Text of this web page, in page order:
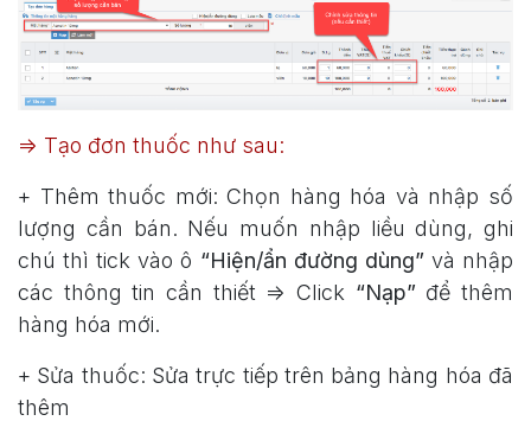
=> Tạo đơn thuốc như sau:
+ Thêm thuốc mới: Chọn hàng hóa và nhập số
lượng cần bán. Nếu muốn nhập liều dùng, ghi
chú thì tick vào ô “Hiện/ẩn đường dùng” và nhập
các thông tin cần thiết => Click “Nạp” để thêm
hàng hóa mới.
+ Sửa thuốc: Sửa trực tiếp trên bảng hàng hóa đã
thêm